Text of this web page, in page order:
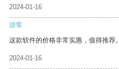
2024-01-16
游客
这款软件的价格非常实惠，值得推荐。
2024-01-16